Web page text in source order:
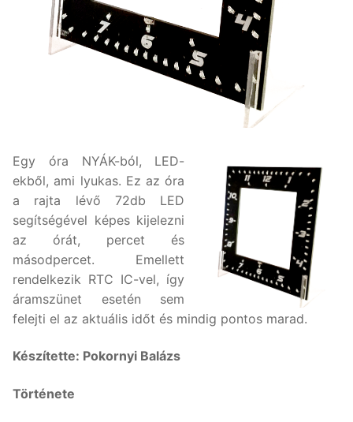
Egy óra NYÁK-ból, LED-
ekből, ami lyukas. Ez az óra
a rajta lévő 72db LED
segítségével képes kijelezni
az órát, percet és
másodpercet. Emellett
rendelkezik RTC IC-vel, így
áramszünet esetén sem
felejti el az aktuális időt és mindig pontos marad.
Készítette: Pokornyi Balázs
Története